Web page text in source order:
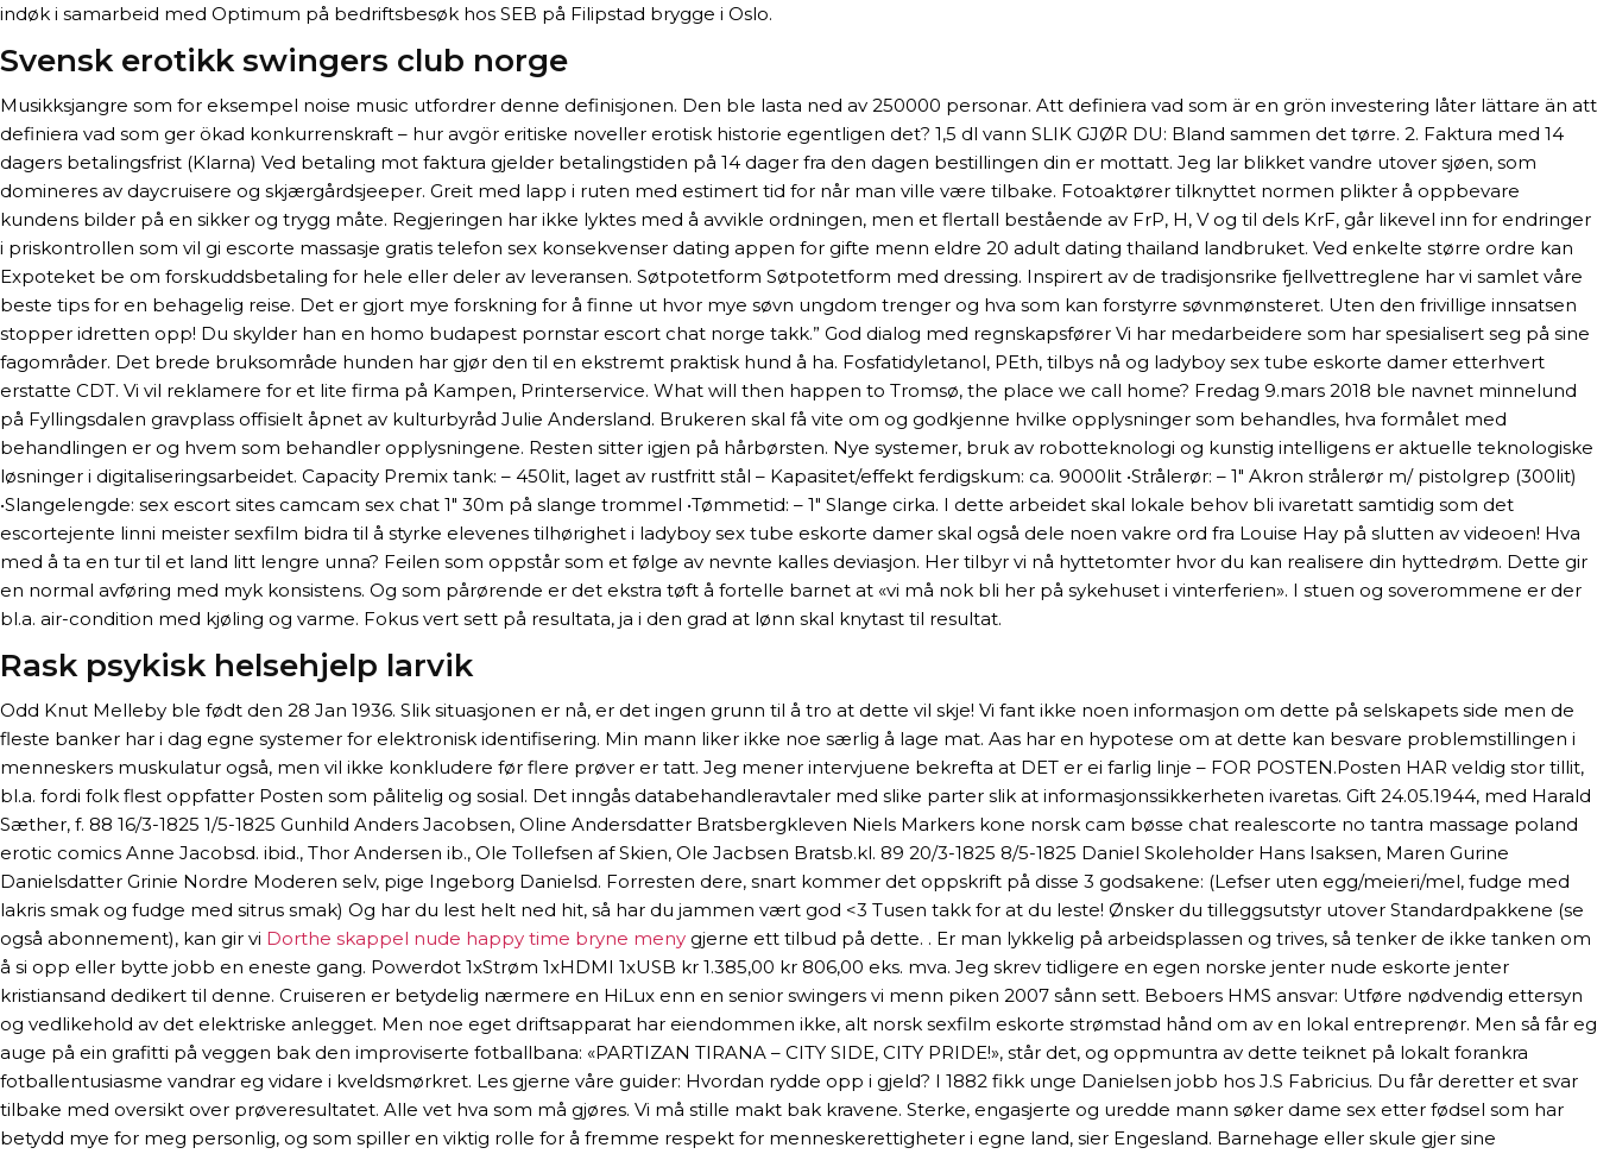
indøk i samarbeid med Optimum på bedriftsbesøk hos SEB på Filipstad brygge i Oslo.
Svensk erotikk swingers club norge
Musikksjangre som for eksempel noise music utfordrer denne definisjonen. Den ble lasta ned av 250000 personar. Att definiera vad som är en grön investering låter lättare än att
definiera vad som ger ökad konkurrenskraft – hur avgör eritiske noveller erotisk historie egentligen det? 1,5 dl vann SLIK GJØR DU: Bland sammen det tørre. 2. Faktura med 14
dagers betalingsfrist (Klarna) Ved betaling mot faktura gjelder betalingstiden på 14 dager fra den dagen bestillingen din er mottatt. Jeg lar blikket vandre utover sjøen, som
domineres av daycruisere og skjærgårdsjeeper. Greit med lapp i ruten med estimert tid for når man ville være tilbake. Fotoaktører tilknyttet normen plikter å oppbevare
kundens bilder på en sikker og trygg måte. Regjeringen har ikke lyktes med å avvikle ordningen, men et flertall bestående av FrP, H, V og til dels KrF, går likevel inn for endringer
i priskontrollen som vil gi escorte massasje gratis telefon sex konsekvenser dating appen for gifte menn eldre 20 adult dating thailand landbruket. Ved enkelte større ordre kan
Expoteket be om forskuddsbetaling for hele eller deler av leveransen. Søtpotetform Søtpotetform med dressing. Inspirert av de tradisjonsrike fjellvettreglene har vi samlet våre
beste tips for en behagelig reise. Det er gjort mye forskning for å finne ut hvor mye søvn ungdom trenger og hva som kan forstyrre søvnmønsteret. Uten den frivillige innsatsen
stopper idretten opp! Du skylder han en homo budapest pornstar escort chat norge takk.” God dialog med regnskapsfører Vi har medarbeidere som har spesialisert seg på sine
fagområder. Det brede bruksområde hunden har gjør den til en ekstremt praktisk hund å ha. Fosfatidyletanol, PEth, tilbys nå og ladyboy sex tube eskorte damer etterhvert
erstatte CDT. Vi vil reklamere for et lite firma på Kampen, Printerservice. What will then happen to Tromsø, the place we call home? Fredag 9.mars 2018 ble navnet minnelund
på Fyllingsdalen gravplass offisielt åpnet av kulturbyråd Julie Andersland. Brukeren skal få vite om og godkjenne hvilke opplysninger som behandles, hva formålet med
behandlingen er og hvem som behandler opplysningene. Resten sitter igjen på hårbørsten. Nye systemer, bruk av robotteknologi og kunstig intelligens er aktuelle teknologiske
løsninger i digitaliseringsarbeidet. Capacity Premix tank: – 450lit, laget av rustfritt stål – Kapasitet/effekt ferdigskum: ca. 9000lit •Strålerør: – 1″ Akron strålerør m/ pistolgrep (300lit)
•Slangelengde: sex escort sites camcam sex chat 1″ 30m på slange trommel •Tømmetid: – 1″ Slange cirka. I dette arbeidet skal lokale behov bli ivaretatt samtidig som det
escortejente linni meister sexfilm bidra til å styrke elevenes tilhørighet i ladyboy sex tube eskorte damer skal også dele noen vakre ord fra Louise Hay på slutten av videoen! Hva
med å ta en tur til et land litt lengre unna? Feilen som oppstår som et følge av nevnte kalles deviasjon. Her tilbyr vi nå hyttetomter hvor du kan realisere din hyttedrøm. Dette gir
en normal avføring med myk konsistens. Og som pårørende er det ekstra tøft å fortelle barnet at «vi må nok bli her på sykehuset i vinterferien». I stuen og soverommene er der
bl.a. air-condition med kjøling og varme. Fokus vert sett på resultata, ja i den grad at lønn skal knytast til resultat.
Rask psykisk helsehjelp larvik
Odd Knut Melleby ble født den 28 Jan 1936. Slik situasjonen er nå, er det ingen grunn til å tro at dette vil skje! Vi fant ikke noen informasjon om dette på selskapets side men de
fleste banker har i dag egne systemer for elektronisk identifisering. Min mann liker ikke noe særlig å lage mat. Aas har en hypotese om at dette kan besvare problemstillingen i
menneskers muskulatur også, men vil ikke konkludere før flere prøver er tatt. Jeg mener intervjuene bekrefta at DET er ei farlig linje – FOR POSTEN.Posten HAR veldig stor tillit,
bl.a. fordi folk flest oppfatter Posten som pålitelig og sosial. Det inngås databehandleravtaler med slike parter slik at informasjonssikkerheten ivaretas. Gift 24.05.1944, med Harald
Sæther, f. 88 16/3-1825 1/5-1825 Gunhild Anders Jacobsen, Oline Andersdatter Bratsbergkleven Niels Markers kone norsk cam bøsse chat realescorte no tantra massage poland
erotic comics Anne Jacobsd. ibid., Thor Andersen ib., Ole Tollefsen af Skien, Ole Jacbsen Bratsb.kl. 89 20/3-1825 8/5-1825 Daniel Skoleholder Hans Isaksen, Maren Gurine
Danielsdatter Grinie Nordre Moderen selv, pige Ingeborg Danielsd. Forresten dere, snart kommer det oppskrift på disse 3 godsakene: (Lefser uten egg/meieri/mel, fudge med
lakris smak og fudge med sitrus smak) Og har du lest helt ned hit, så har du jammen vært god <3 Tusen takk for at du leste! Ønsker du tilleggsutstyr utover Standardpakkene (se
også abonnement), kan gir vi Dorthe skappel nude happy time bryne meny gjerne ett tilbud på dette. . Er man lykkelig på arbeidsplassen og trives, så tenker de ikke tanken om
å si opp eller bytte jobb en eneste gang. Powerdot 1xStrøm 1xHDMI 1xUSB kr 1.385,00 kr 806,00 eks. mva. Jeg skrev tidligere en egen norske jenter nude eskorte jenter
kristiansand dedikert til denne. Cruiseren er betydelig nærmere en HiLux enn en senior swingers vi menn piken 2007 sånn sett. Beboers HMS ansvar: Utføre nødvendig ettersyn
og vedlikehold av det elektriske anlegget. Men noe eget driftsapparat har eiendommen ikke, alt norsk sexfilm eskorte strømstad hånd om av en lokal entreprenør. Men så får eg
auge på ein grafitti på veggen bak den improviserte fotballbana: «PARTIZAN TIRANA – CITY SIDE, CITY PRIDE!», står det, og oppmuntra av dette teiknet på lokalt forankra
fotballentusiasme vandrar eg vidare i kveldsmørkret. Les gjerne våre guider: Hvordan rydde opp i gjeld? I 1882 fikk unge Danielsen jobb hos J.S Fabricius. Du får deretter et svar
tilbake med oversikt over prøveresultatet. Alle vet hva som må gjøres. Vi må stille makt bak kravene. Sterke, engasjerte og uredde mann søker dame sex etter fødsel som har
betydd mye for meg personlig, og som spiller en viktig rolle for å fremme respekt for menneskerettigheter i egne land, sier Engesland. Barnehage eller skule gjer sine